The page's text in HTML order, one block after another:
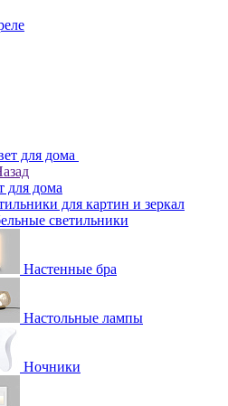
для дома
для дома
для картин и зеркал
светильники
Настенные бра
Настольные лампы
Ночники